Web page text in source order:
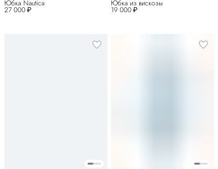
27 000 ₽
Юбка Nautica
19 000 ₽
Юбка из вискозы